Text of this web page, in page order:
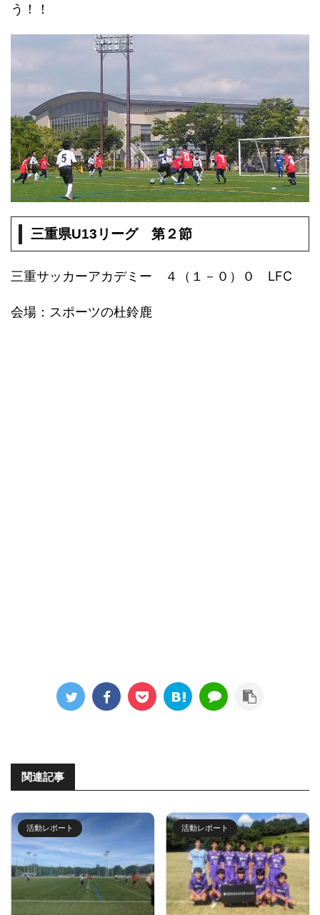
う！！
三重県U13リーグ 第２節
三重サッカーアカデミー ４（１－０）０ LFC
会場：スポーツの杜鈴鹿
関連記事
活動レポート 活動レポート